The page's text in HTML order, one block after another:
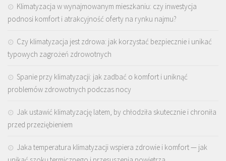
Klimatyzacja w wynajmowanym mieszkaniu: czy inwestycja
podnosi komfort i atrakcyjność oferty na rynku najmu?
Czy klimatyzacja jest zdrowa: jak korzystać bezpiecznie i unikać
typowych zagrożeń zdrowotnych
Spanie przy klimatyzacji: jak zadbać o komfort i uniknąć
problemów zdrowotnych podczas nocy
Jak ustawić klimatyzację latem, by chłodziła skutecznie i chroniła
przed przeziębieniem
Jaka temperatura klimatyzacji wspiera zdrowie i komfort — jak